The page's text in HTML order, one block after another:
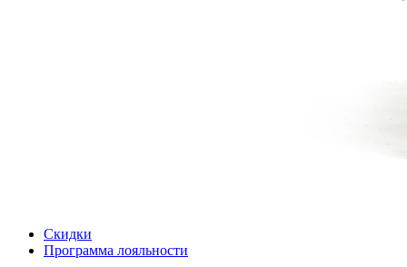
Скидки
Программа лояльности